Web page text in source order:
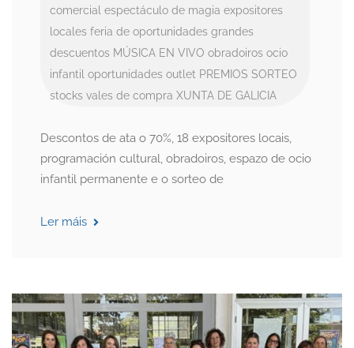
comercial espectáculo de magia expositores
locales feria de oportunidades grandes
descuentos MÚSICA EN VIVO obradoiros ocio
infantil oportunidades outlet PREMIOS SORTEO
stocks vales de compra XUNTA DE GALICIA
Descontos de ata o 70%, 18 expositores locais,
programación cultural, obradoiros, espazo de ocio
infantil permanente e o sorteo de
Ler máis